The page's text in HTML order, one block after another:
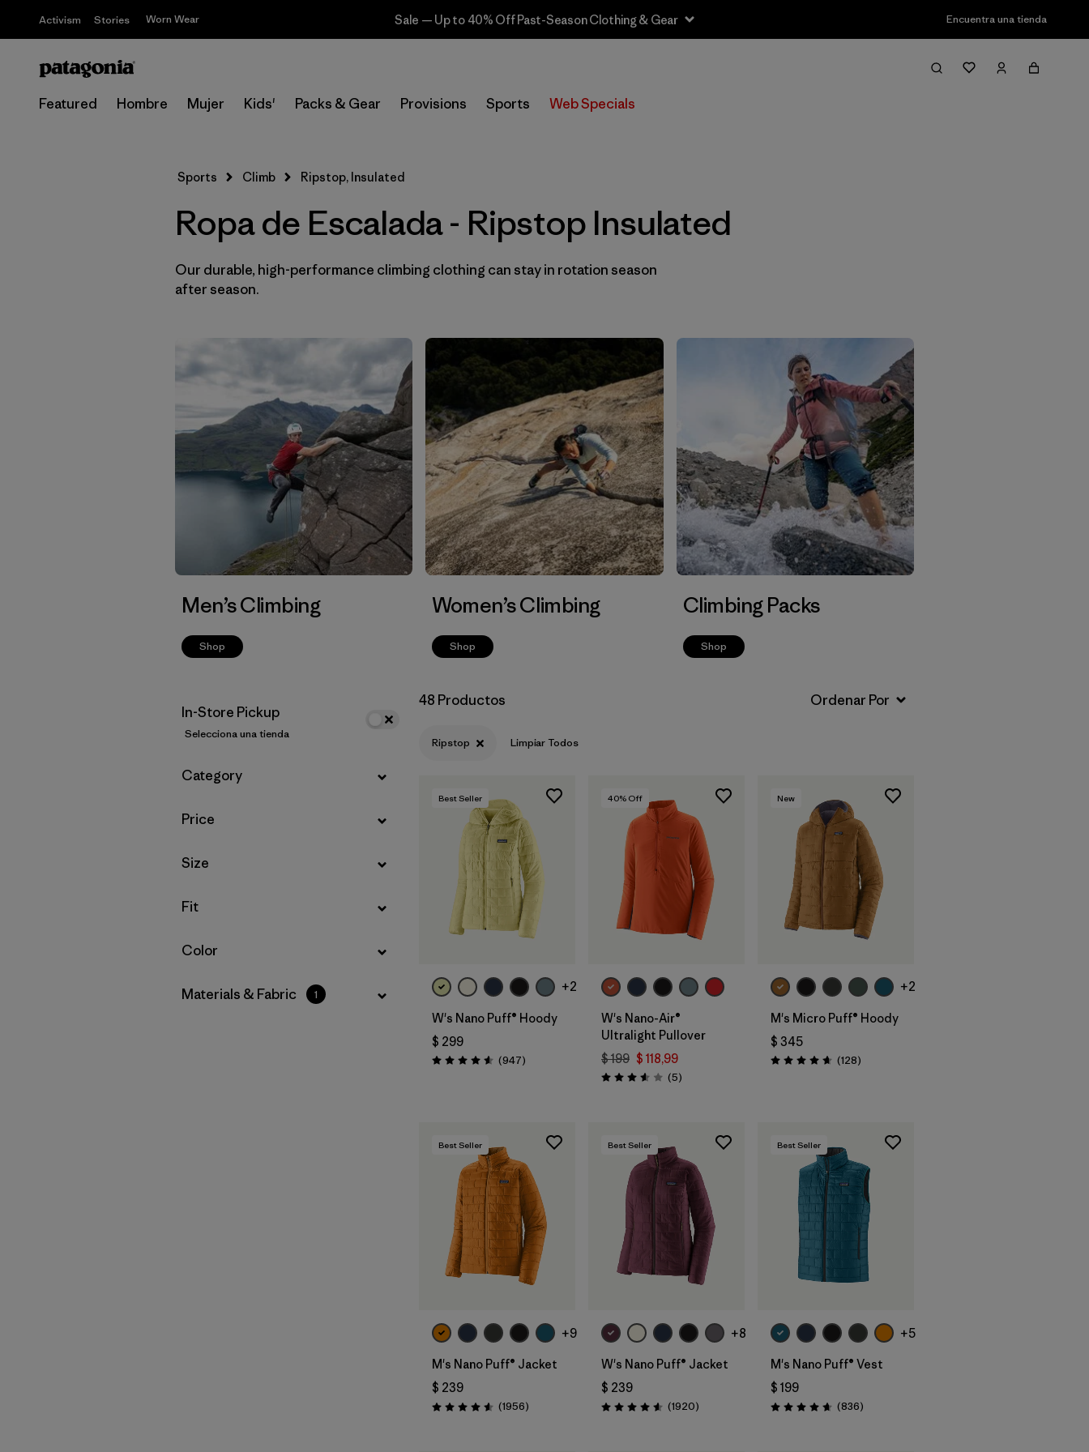
Activism Stories Worn Wear Sale — Up to 40% Off Past-Season Clothing & Gear Encuentra una tienda
Featured Hombre Mujer Kids' Packs & Gear Provisions Sports Web Specials
Filter & Sort
Selecciona una tienda
Filtrar por
Price
Filtrar por
Size
Filtrar por
Fit
Filtrar por
Materials & Fabric
Sports Climb Ripstop, Insulated
Ropa de Escalada - Ripstop Insulated
Our durable, high-performance climbing clothing can stay in rotation season
after season.
Men’s Climbing
Shop
Women’s Climbing
Shop
Climbing Packs
Shop
In-Store Pickup
Selecciona una tienda
Filtrar por
Category
Filtrar por
Price
Filtrar por
Size
Filtrar por
Fit
Filtrar por
Color
Filtrar por
Materials & Fabric 1
48 Productos
Ripstop Limpiar Todos
Best Seller
+2
W's Nano Puff® Hoody
$ 299
Valoración: 4.6 / 5
(947Comentarios
)
40% Off
W's Nano-Air®
Ultralight Pullover
$ 199 $ 118,99
Valoración: 3.6 / 5
(5Comentarios
)
New
+2
M's Micro Puff® Hoody
$ 345
Valoración: 4.6 / 5
(128Comentarios
)
Best Seller
+9
M's Nano Puff® Jacket
$ 239
Valoración: 4.6 / 5
(1956Comentarios
)
Best Seller
+8
W's Nano Puff® Jacket
$ 239
Valoración: 4.6 / 5
(1920Comentarios
)
Best Seller
+5
M's Nano Puff® Vest
$ 199
Valoración: 4.7 / 5
(836Comentarios
)